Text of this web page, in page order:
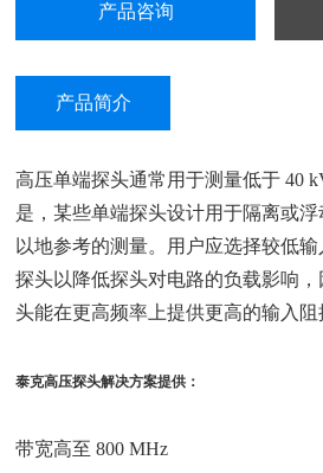
产品咨询
产品简介
高压单端探头通常用于测量低于 40
是，某些单端探头设计用于隔离或
以地参考的测量。用户应选择较低输
探头以降低探头对电路的负载影响
头能在更高频率上提供更高的输入阻
泰克高压探头解决方案提供：
带宽高至 800 MHz